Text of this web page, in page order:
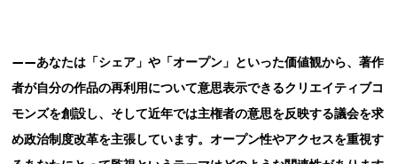
——あなたは「シェア」や「オープン」といった価値観から、著作
者が自分の作品の再利用について意思表示できるクリエイティブコ
モンズを創設し、そして近年では主権者の意思を反映する議会を求
め政治制度改革を主張しています。オープン性やアクセスを重視す